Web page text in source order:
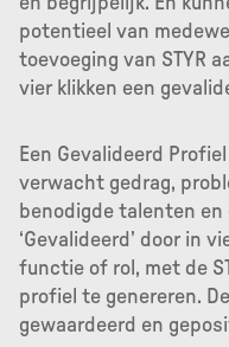
potentieel van
toevoeging van STYR
vier klikken een
Een Gevalideerd
verwacht gedrag,
benodigde talenten
‘Gevalideerd’ door in
functie of rol, met de
profiel te genereren.
gewaardeerd en